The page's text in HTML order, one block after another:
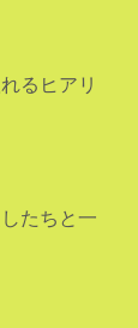
るヒアリ
たちと一